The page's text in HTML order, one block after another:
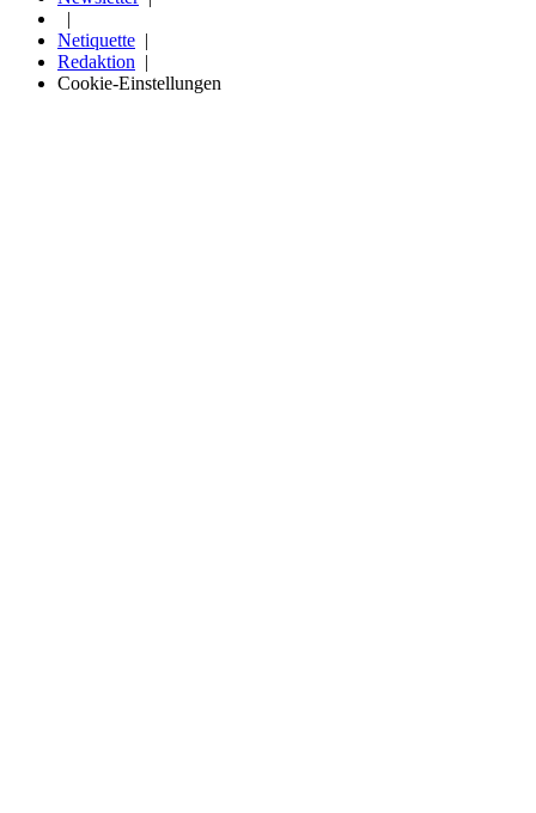
Netiquette
Redaktion
Cookie-Einstellungen